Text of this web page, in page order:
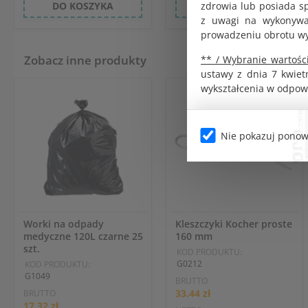
zdrowia lub posiada
z uwagi na
prowadzeniu obrotu
** / Wybranie
ustawy z dnia 7
wykształcenia w
Nie pokazuj
DO KOSZYKA DO KOSZYKA
Zobacz inne produkty
Worki na odpady
medyczne 120L czarne 25
szt.
KOD PRODUKTU:
G1049
BRUTTO
Kleszczyki Kocher proste
160 mm
KOD PRODUKTU:
G0212
BRUTTO
33.44 zł